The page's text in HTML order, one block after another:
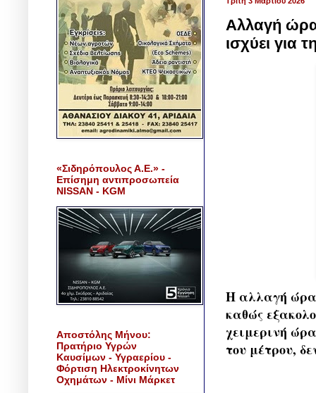
Αλλαγή
ισχύει για
Η αλλαγή
καθώς
χειμερινή
του μέτρου,
«Σιδηρόπουλος Α.Ε.» -
Επίσημη αντιπροσωπεία
NISSAN - KGM
Αποστόλης Μήνου:
Πρατήριο Υγρών
Καυσίμων - Υγραερίου -
Φόρτιση Ηλεκτροκίνητων
Οχημάτων - Μίνι Μάρκετ